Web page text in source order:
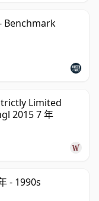
Benchmark
Limited
2015 7 年
- 1990s